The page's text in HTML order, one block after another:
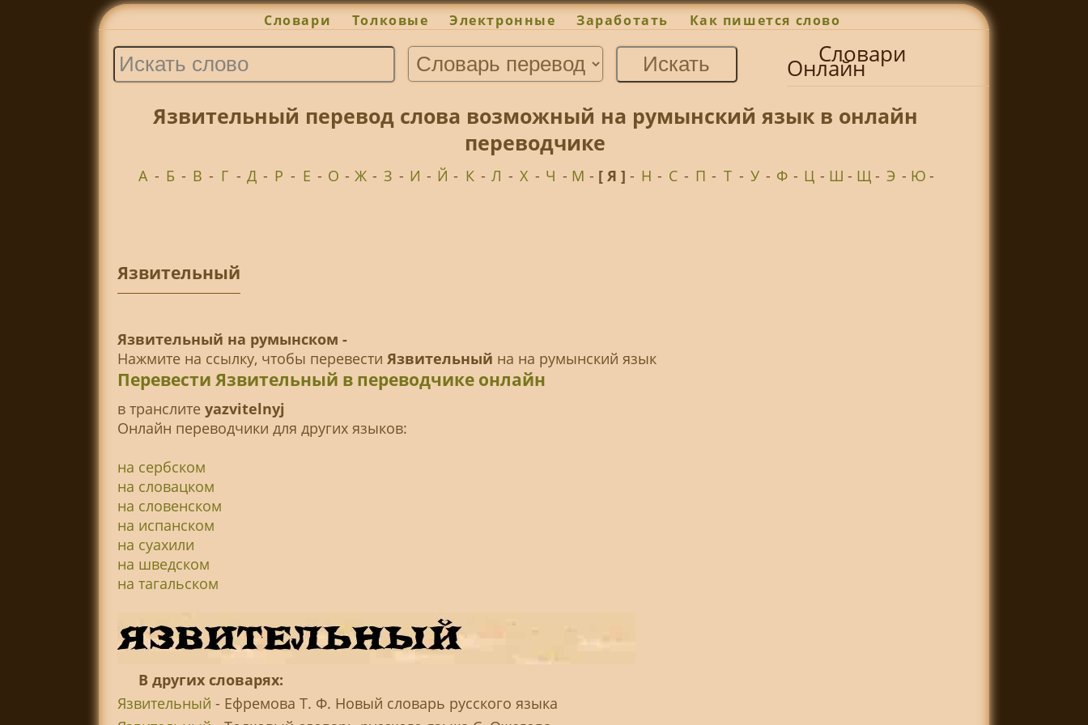
Словари Толковые Электронные Заработать Как пишется слово
Словари
Онлайн
Язвительный перевод слова возможный на румынский язык в онлайн
переводчике
А - Б - В - Г - Д - Р - Е - О - Ж - З - И - Й - К - Л - Х - Ч - М - [ Я ]- Н - С - П - Т - У - Ф - Ц - Ш - Щ- Э - Ю-
Язвительный
Язвительный на румынском -
Нажмите на ссылку, чтобы перевести Язвительный на на румынский язык
Перевести Язвительный в переводчике онлайн
в транслитe yazvitelnyj
Онлайн переводчики для других языков:
на сербском
на словацком
на словенском
на испанском
на суахили
на шведском
на тагальском
В других словарях:
Язвительный - Ефремова Т. Ф. Новый словарь русского языка